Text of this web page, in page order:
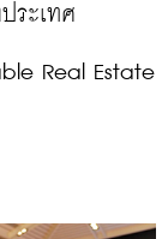
ระเทศ
Real Estate